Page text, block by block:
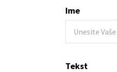
Ime
Tekst